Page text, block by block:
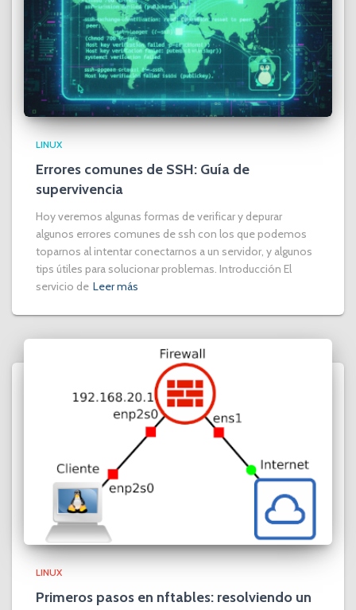
LINUX
Errores comunes de SSH: Guía de
supervivencia
Hoy veremos algunas formas de verificar y depurar
algunos errores comunes de ssh con los que podemos
toparnos al intentar conectarnos a un servidor, y algunos
tips útiles para solucionar problemas. Introducción El
servicio de Leer más
LINUX
Primeros pasos en nftables: resolviendo un